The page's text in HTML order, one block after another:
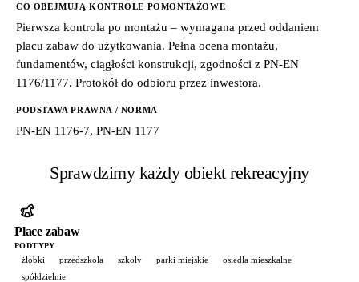
CO OBEJMUJĄ KONTROLE POMONTAŻOWE
Pierwsza kontrola po montażu – wymagana przed oddaniem
placu zabaw do użytkowania. Pełna ocena montażu,
fundamentów, ciągłości konstrukcji, zgodności z PN-EN
1176/1177. Protokół do odbioru przez inwestora.
PODSTAWA PRAWNA / NORMA
PN-EN 1176-7, PN-EN 1177
Sprawdzimy każdy obiekt rekreacyjny
Place zabaw
PODTYPY
żłobki przedszkola szkoły parki miejskie
osiedla mieszkalne
spółdzielnie